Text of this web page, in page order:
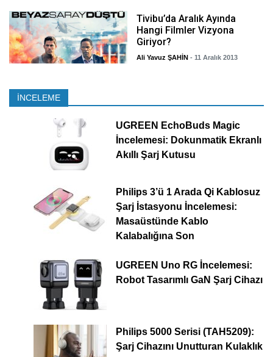
Tivibu’da Aralık Ayında
Hangi Filmler Vizyona
Giriyor?
Ali Yavuz ŞAHİN - 11 Aralık 2013
İNCELEME
UGREEN EchoBuds Magic
İncelemesi: Dokunmatik Ekranlı
Akıllı Şarj Kutusu
Philips 3’ü 1 Arada Qi Kablosuz
Şarj İstasyonu İncelemesi:
Masaüstünde Kablo
Kalabalığına Son
UGREEN Uno RG İncelemesi:
Robot Tasarımlı GaN Şarj Cihazı
Philips 5000 Serisi (TAH5209):
Şarj Cihazını Unutturan Kulaklık